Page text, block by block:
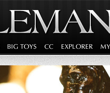
BIG TOYS CC EXPLORER